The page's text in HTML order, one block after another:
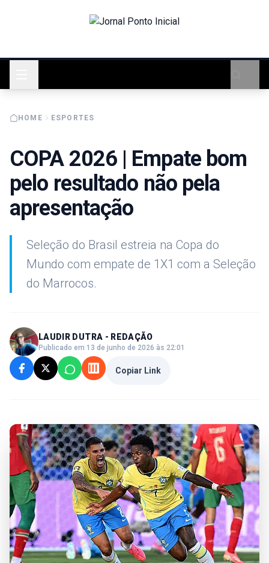
HOME ESPORTES
COPA 2026 | Empate bom
pelo resultado não pela
apresentação
Seleção do Brasil estreia na Copa do
Mundo com empate de 1X1 com a Seleção
do Marrocos.
LAUDIR DUTRA - REDAÇÃO
Publicado em 13 de junho de 2026 às 22:01
Copiar Link